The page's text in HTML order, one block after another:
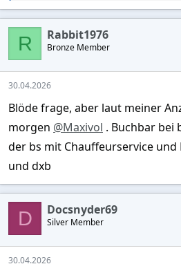
a
c
o
n
s
R Rabbit1976
Bronze Member
30.04.2026
Blöde frage, aber laut meiner
morgen @Maxivol . Buchbar bei
der bs mit Chauffeurservice
und dxb
D Docsnyder69
Silver Member
30.04.2026